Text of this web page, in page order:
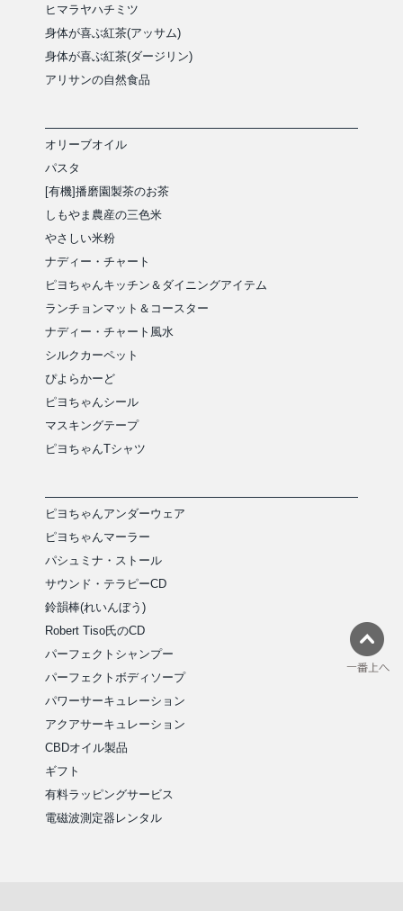
ヒマラヤハチミツ
身体が喜ぶ紅茶(アッサム)
身体が喜ぶ紅茶(ダージリン)
アリサンの自然食品
オリーブオイル
パスタ
[有機]播磨園製茶のお茶
しもやま農産の三色米
やさしい米粉
ナディー・チャート
ピヨちゃんキッチン＆ダイニングアイテム
ランチョンマット＆コースター
ナディー・チャート風水
シルクカーペット
ぴよらかーど
ピヨちゃんシール
マスキングテープ
ピヨちゃんTシャツ
ピヨちゃんアンダーウェア
ピヨちゃんマーラー
パシュミナ・ストール
サウンド・テラピーCD
鈴韻棒(れいんぼう)
Robert Tiso氏のCD
パーフェクトシャンプー
パーフェクトボディソープ
パワーサーキュレーション
アクアサーキュレーション
CBDオイル製品
ギフト
有料ラッピングサービス
電磁波測定器レンタル